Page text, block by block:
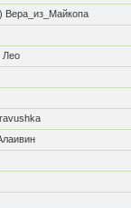
Вера_из_Майкопа
Лео